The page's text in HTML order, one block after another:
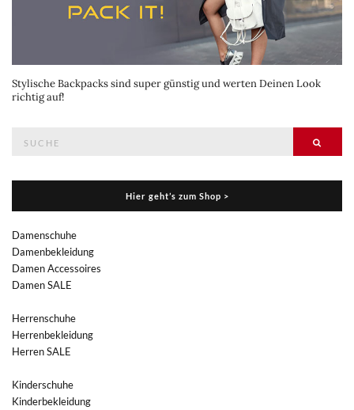
Stylische Backpacks sind super günstig und werten Deinen Look
richtig auf!
Hier geht’s zum Shop >
Damenschuhe
Damenbekleidung
Damen Accessoires
Damen SALE
Herrenschuhe
Herrenbekleidung
Herren SALE
Kinderschuhe
Kinderbekleidung